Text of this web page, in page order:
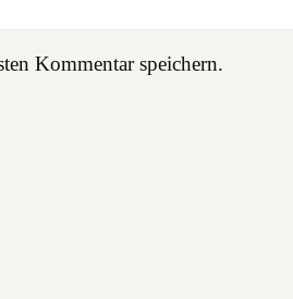
Kommentar speichern.